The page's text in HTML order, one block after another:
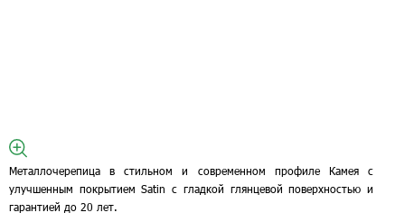
Металлочерепица в стильном и современном профиле Камея с
улучшенным покрытием Satin с гладкой глянцевой поверхностью и
гарантией до 20 лет.